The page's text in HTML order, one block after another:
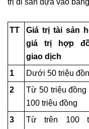
trị di sản dựa vào
TT
Giá trị tài sản
giá trị hợp
giao dịch
1 Dưới 50 triệu
2
Từ 50 triệu đồng
100 triệu đồng
3
Từ trên 100